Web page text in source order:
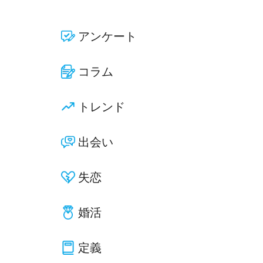
アンケート
コラム
トレンド
出会い
失恋
婚活
定義